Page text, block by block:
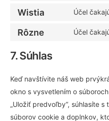
Wistia Účel
Rôzne Účel
7. Súhlas
Keď navštívite náš web
okno s vysvetlením o
„Uložiť predvoľby“, súhlasíte
súborov cookie a doplnkov,